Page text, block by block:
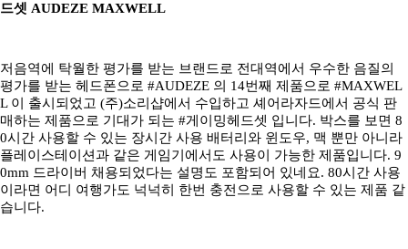
드셋 AUDEZE MAXWELL
저음역에 탁월한 평가를 받는 브랜드로 전대역에서 우수한 음질의
평가를 받는 헤드폰으로 #AUDEZE 의 14번째 제품으로 #MAXWEL
L 이 출시되었고 (주)소리샵에서 수입하고 셰어라자드에서 공식 판
매하는 제품으로 기대가 되는 #게이밍헤드셋 입니다. 박스를 보면 8
0시간 사용할 수 있는 장시간 사용 배터리와 윈도우, 맥 뿐만 아니라
플레이스테이션과 같은 게임기에서도 사용이 가능한 제품입니다. 9
0mm 드라이버 채용되었다는 설명도 포함되어 있네요. 80시간 사용
이라면 어디 여행가도 넉넉히 한번 충전으로 사용할 수 있는 제품 같
습니다.